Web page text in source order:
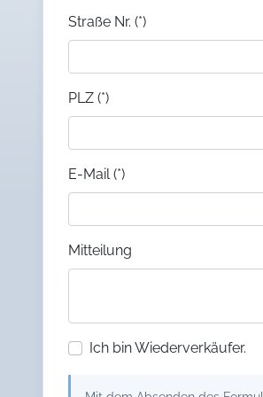
Straße Nr. (*)
PLZ (*)
E-Mail (*)
Mitteilung
Ich bin Wiederverkäufer.